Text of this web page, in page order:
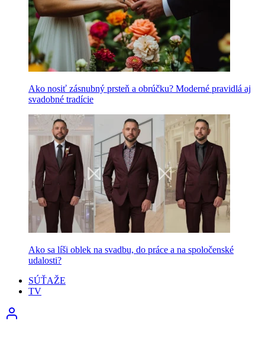
Ako nosiť zásnubný prsteň a obrúčku? Moderné pravidlá aj
svadobné tradície
Ako sa líši oblek na svadbu, do práce a na spoločenské
udalosti?
SÚŤAŽE
TV